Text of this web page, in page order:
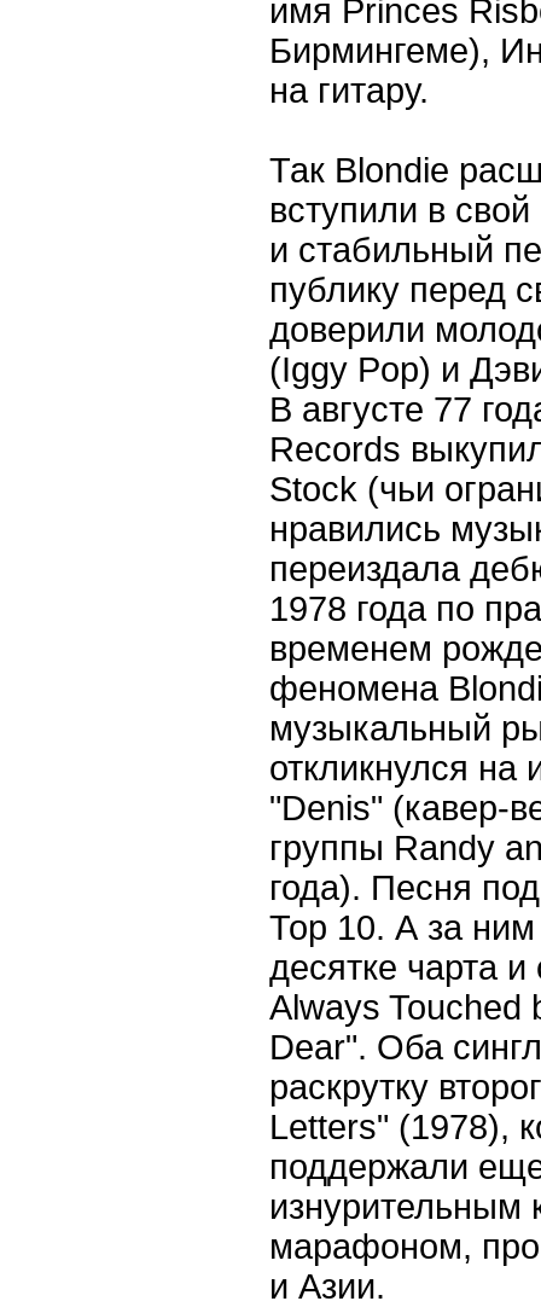
имя Princes
Бирмингеме),
на гитару.
Так Blondie
вступили в
и стабильный
публику перед
доверили
(Iggy Pop) и
В августе 77
Records
Stock (чьи
нравились
переиздала
1978 года по
временем
феномена
музыкальный
откликнулся на
"Denis" (кавер-
группы Randy
года). Песня
Тор 10. А за
десятке чарта
Always Touched
Dear". Оба
раскрутку
Letters" (1978),
поддержали
изнурительным
марафоном,
и Азии.